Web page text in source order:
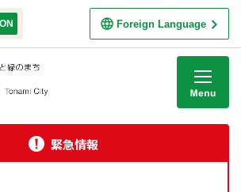
Foreign Language
緊急情報